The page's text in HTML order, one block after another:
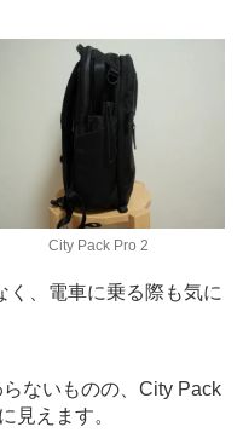
City Pack Pro 2
く、電車に乗る際も気に
ないものの、City Pack
見えます。